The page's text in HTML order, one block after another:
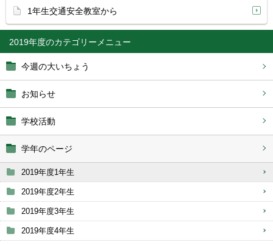
2019年度
今週の大いちょう
お知らせ
学校活動
学年のページ
2019年度1年生
2019年度2年生
2019年度3年生
2019年度4年生
1年生交通安全教室から